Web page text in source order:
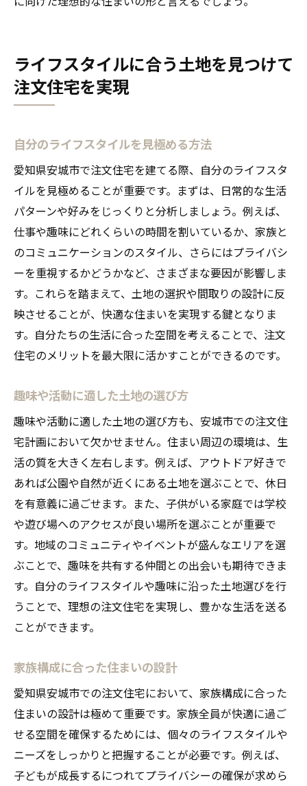
ライフスタイルに合う土地を見つけて
注文住宅を実現
自分のライフスタイルを見極める方法
愛知県安城市で注文住宅を建てる際、自分のライフスタ
イルを見極めることが重要です。まずは、日常的な生活
パターンや好みをじっくりと分析しましょう。例えば、
仕事や趣味にどれくらいの時間を割いているか、家族と
のコミュニケーションのスタイル、さらにはプライバシ
ーを重視するかどうかなど、さまざまな要因が影響しま
す。これらを踏まえて、土地の選択や間取りの設計に反
映させることが、快適な住まいを実現する鍵となりま
す。自分たちの生活に合った空間を考えることで、注文
住宅のメリットを最大限に活かすことができるのです。
趣味や活動に適した土地の選び方
趣味や活動に適した土地の選び方も、安城市での注文住
宅計画において欠かせません。住まい周辺の環境は、生
活の質を大きく左右します。例えば、アウトドア好きで
あれば公園や自然が近くにある土地を選ぶことで、休日
を有意義に過ごせます。また、子供がいる家庭では学校
や遊び場へのアクセスが良い場所を選ぶことが重要で
す。地域のコミュニティやイベントが盛んなエリアを選
ぶことで、趣味を共有する仲間との出会いも期待できま
す。自分のライフスタイルや趣味に沿った土地選びを行
うことで、理想の注文住宅を実現し、豊かな生活を送る
ことができます。
家族構成に合った住まいの設計
愛知県安城市での注文住宅において、家族構成に合った
住まいの設計は極めて重要です。家族全員が快適に過ご
せる空間を確保するためには、個々のライフスタイルや
ニーズをしっかりと把握することが必要です。例えば、
子どもが成長するにつれてプライバシーの確保が求めら